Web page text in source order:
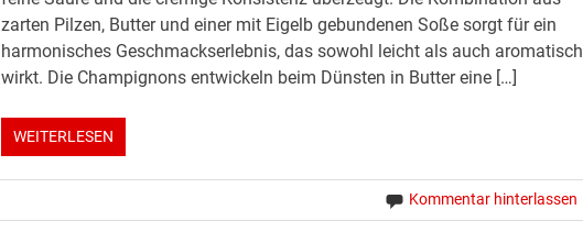
zarten Pilzen, Butter und einer mit Eigelb gebundenen Soße sorgt für ein
harmonisches Geschmackserlebnis, das sowohl leicht als auch aromatisch
wirkt. Die Champignons entwickeln beim Dünsten in Butter eine […]
WEITERLESEN
Kommentar hinterlassen